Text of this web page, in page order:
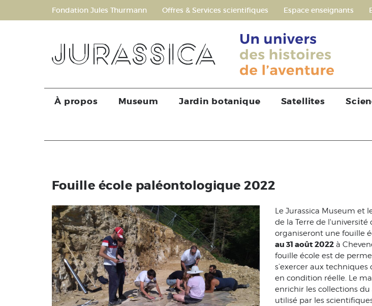
Fondation Jules Thurmann Offres & Services scientifiques Espace enseignants
À propos Museum Jardin botanique Satellites
Fouille école paléontologique 2022
Le Jurassica Museum et
de la Terre de l'université
organiseront une fouille
au 31 août 2022à
fouille école est de
s’exercer aux
en condition réelle. Le
enrichir les collections du
utilisé par les